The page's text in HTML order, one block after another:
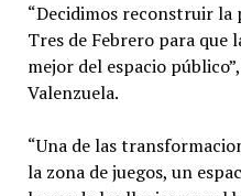
“Decidimos reconstruir
Tres de Febrero para que
mejor del espacio
Valenzuela.
“Una de las
la zona de juegos, un